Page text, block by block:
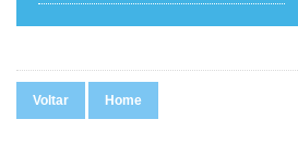
Voltar Home